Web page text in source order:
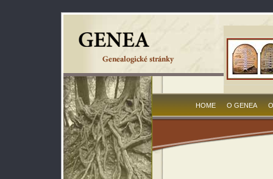
HOME O GENEA